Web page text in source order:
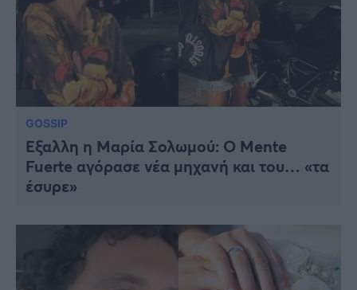
GOSSIP
Έξαλλη η Μαρία Σολωμού: Ο Mente
Fuerte αγόρασε νέα μηχανή και του… «τα
έσυρε»